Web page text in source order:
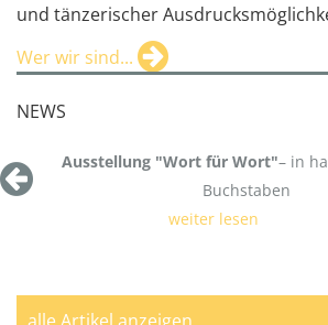
und tänzerischer
Wer wir sind...
NEWS
Ausstellung "Wort für Wort"– in
Buchstaben
weiter lesen